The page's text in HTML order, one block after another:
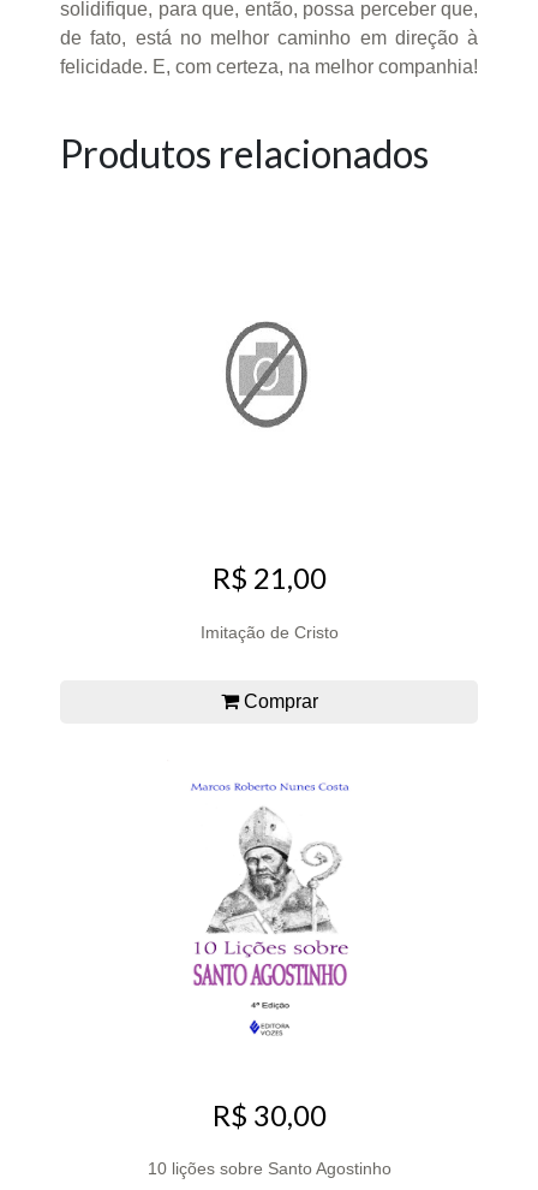
solidifique, para que, então, possa perceber que,
de fato, está no melhor caminho em direção à
felicidade. E, com certeza, na melhor companhia!
Produtos relacionados
R$ 21,00
Imitação de Cristo
Comprar
R$ 30,00
10 lições sobre Santo Agostinho